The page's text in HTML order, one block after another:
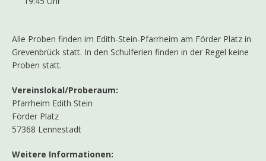
Alle Proben finden im Edith-Stein-Pfarrheim am Förder Platz in
Grevenbrück statt. In den Schulferien finden in der Regel keine
Proben statt.
Vereinslokal/Proberaum:
Pfarrheim Edith Stein
Förder Platz
57368 Lennestadt
Weitere Informationen: